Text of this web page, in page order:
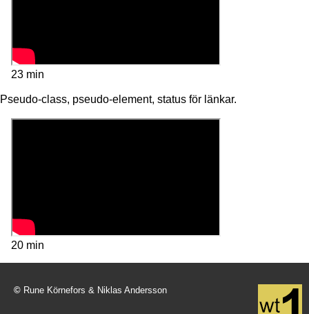
23 min
Pseudo-class, pseudo-element, status för länkar.
20 min
© Rune Körnefors & Niklas Andersson